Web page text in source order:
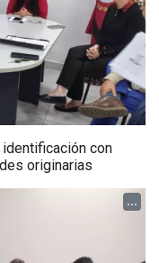
con
originarias
...